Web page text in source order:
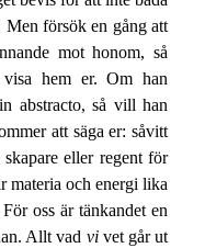
Men försök en gång att
mot honom, så
visa hem er. Om han
abstracto, så vill han
att säga er: såvitt
eller regent för
materia och energi lika
oss är tänkandet en
Allt vad vivet går ut